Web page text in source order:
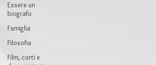
Essere un
biografo
Famiglia
Filosofia
Film, corti e